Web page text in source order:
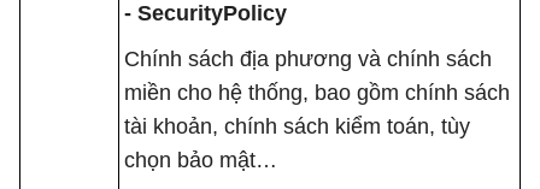
- SecurityPolicy
Chính sách địa phương và chính sách
miền cho hệ thống, bao gồm chính sách
tài khoản, chính sách kiểm toán, tùy
chọn bảo mật…